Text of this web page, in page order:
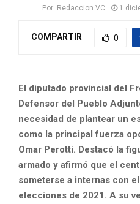
Por: Redaccion VC 1
COMPARTIR 0
El diputado provincial del
Defensor del Pueblo
necesidad de plantear un
como la principal fuerza
Omar Perotti. Destacó la
armado y afirmó que el
someterse a internas con
elecciones de 2021. A su